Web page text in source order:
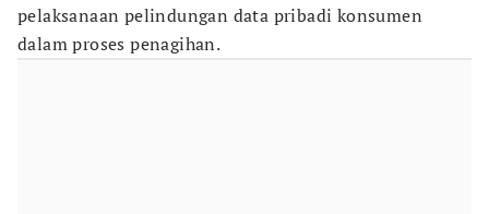
pelaksanaan pelindungan data pribadi konsumen
dalam proses penagihan.